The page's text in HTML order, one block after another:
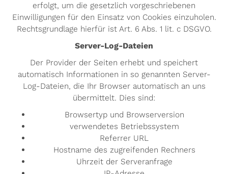
erfolgt, um die gesetzlich vorgeschriebenen
Einwilligungen für den Einsatz von Cookies einzuholen.
Rechtsgrundlage hierfür ist Art. 6 Abs. 1 lit. c DSGVO.
Server-Log-Dateien
Der Provider der Seiten erhebt und speichert
automatisch Informationen in so genannten Server-
Log-Dateien, die Ihr Browser automatisch an uns
übermittelt. Dies sind:
Browsertyp und Browserversion
verwendetes Betriebssystem
Referrer URL
Hostname des zugreifenden Rechners
Uhrzeit der Serveranfrage